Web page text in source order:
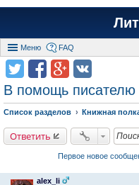
Меню FAQ
В помощь писателю
Список разделов Книжная
Ответить
Первое новое
alex_li